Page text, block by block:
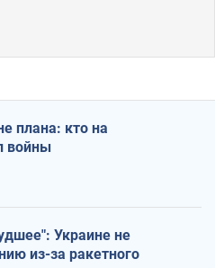
плана: кто на
войны
Украине не
из-за ракетного